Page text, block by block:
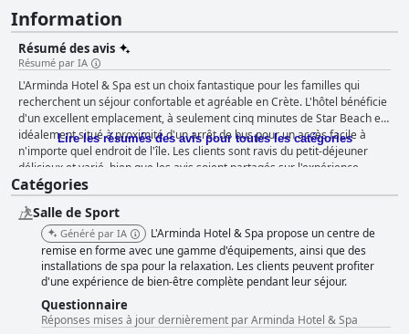
Information
Résumé des avis
Résumé par IA
L'Arminda Hotel & Spa est un choix fantastique pour les familles qui
recherchent un séjour confortable et agréable en Crète. L'hôtel bénéficie
d'un excellent emplacement, à seulement cinq minutes de Star Beach et
idéalement situé à proximité d'un arrêt de bus pour un accès facile à
n'importe quel endroit de l'île. Les clients sont ravis du petit-déjeuner
délicieux et varié, bien que les avis soient partagés sur l'expérience
culinaire. Les chambres récemment rénovées, spacieuses et bien
décorées sont propres et confortables, avec un personnel amical et
réactif. L'hôtel est également idéal pour les familles avec diverses
activités, notamment un excellent espace spa, plusieurs piscines et un
accès facile à plusieurs plages. L'hôtel accorde la priorité à la sécurité et
assure la présence de sauveteurs et d'une surveillance, ce qui en fait un
excellent choix pour les familles multigénérationnelles. Dans l'ensemble,
l'Arminda Hotel & Spa est un excellent hôtel quatre étoiles qui se
surpasse pour ses clients.
Lire les résumés des avis pour toutes les catégories
Catégories
Salle de Sport
Généré par IA
L'Arminda Hotel & Spa propose un centre de
remise en forme avec une gamme d'équipements, ainsi que des
installations de spa pour la relaxation. Les clients peuvent profiter
d'une expérience de bien-être complète pendant leur séjour.
Questionnaire
Réponses mises à jour dernièrement par Arminda Hotel & Spa